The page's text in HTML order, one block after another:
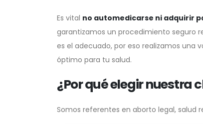
Es vital no automedicarse ni adquirir
garantizamos un procedimiento seguro
es el adecuado, por eso realizamos una
óptimo para tu salud.
¿Por qué elegir nuestra
Somos referentes en aborto legal, salud